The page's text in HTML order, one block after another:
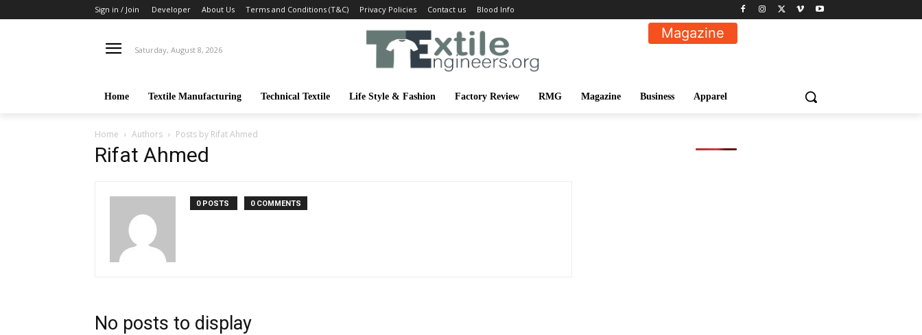
Sign in / Join Developer About Us Terms and Conditions (T&C) Privacy Policies Contact us Blood Info
Saturday, August 8, 2026
Magazine
Home Textile Manufacturing Technical Textile Life Style & Fashion Factory Review RMG Magazine Business Apparel
Home Authors Posts by Rifat Ahmed
Rifat Ahmed
0 POSTS 0 COMMENTS
No posts to display